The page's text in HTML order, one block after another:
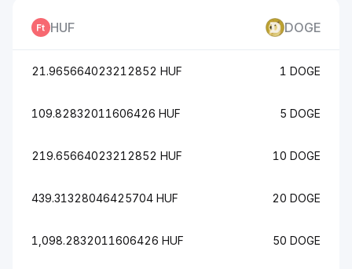
HUF DOGE
21.965664023212852 HUF 1 DOGE
109.82832011606426 HUF 5 DOGE
219.65664023212852 HUF 10 DOGE
439.31328046425704 HUF 20 DOGE
1,098.2832011606426 HUF 50 DOGE